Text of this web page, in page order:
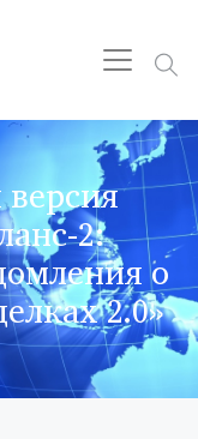
2:
о
2.0»